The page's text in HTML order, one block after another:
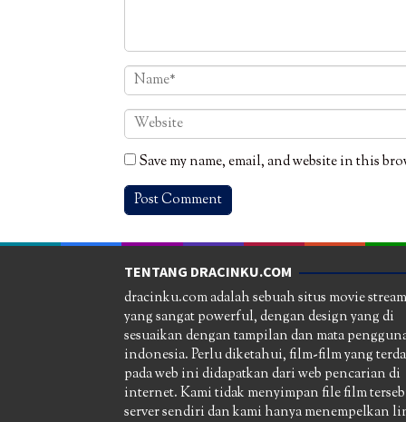
Save my name, email, and website in this
TENTANG DRACINKU.COM
dracinku.com adalah sebuah situs movie
yang sangat powerful, dengan design yang di
sesuaikan dengan tampilan dan mata
indonesia. Perlu diketahui, film-film yang
pada web ini didapatkan dari web pencarian di
internet. Kami tidak menyimpan file film
server sendiri dan kami hanya menempelkan